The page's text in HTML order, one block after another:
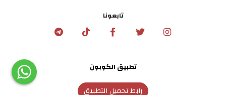
تابعونا
تطبيق الكوبون
رابط تحميل التطبيق